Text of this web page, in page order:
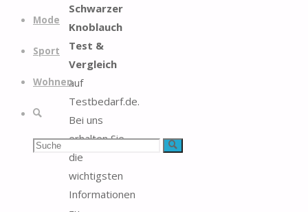
Mode
Sport
Wohnen
Suchen Suche
Schwarzer
Knoblauch
Test &
Vergleich
auf
Testbedarf.de.
Bei uns
erhalten Sie
die
wichtigsten
Informationen